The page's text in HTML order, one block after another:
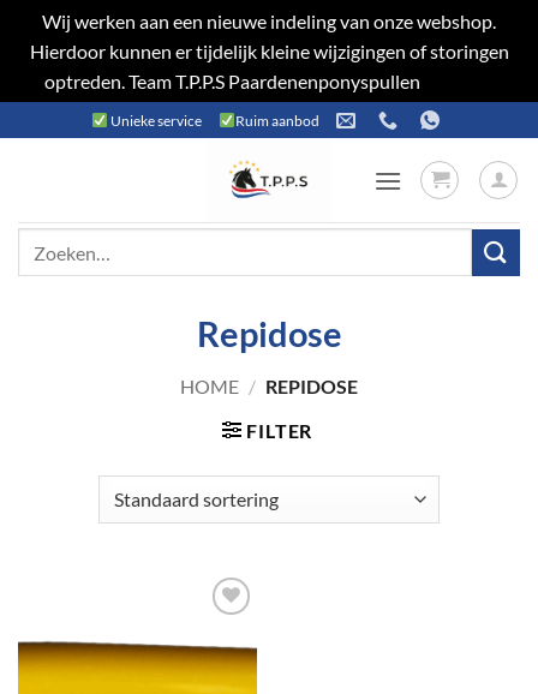
Wij werken aan een nieuwe indeling van onze webshop.
Hierdoor kunnen er tijdelijk kleine wijzigingen of storingen
optreden. Team T.P.P.S Paardenenponyspullen
naar
Unieke service Ruim aanbod
Repidose
HOME / REPIDOSE
FILTER
aan
verlanglijst